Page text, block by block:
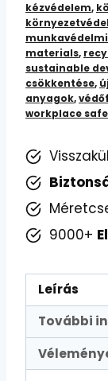
kézvédelem,
materials,
sustainable
csökkentése,
anyagok,
workplace
9000+
Leírás
További